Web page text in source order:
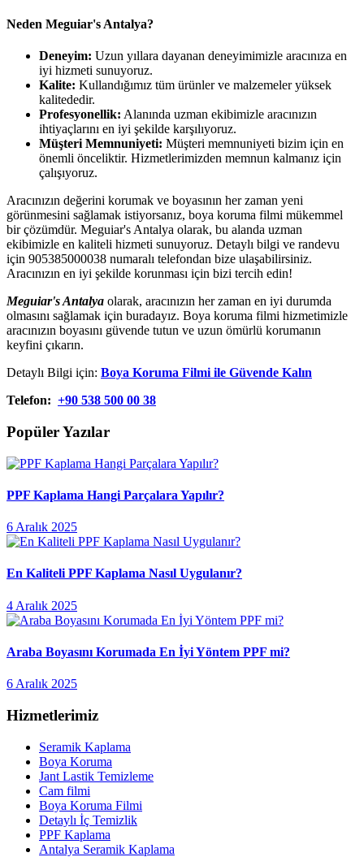
Neden Meguiar's Antalya?
Deneyim: Uzun yıllara dayanan deneyimimizle aracınıza en
iyi hizmeti sunuyoruz.
Kalite: Kullandığımız tüm ürünler ve malzemeler yüksek
kalitededir.
Profesyonellik: Alanında uzman ekibimizle aracınızın
ihtiyaçlarını en iyi şekilde karşılıyoruz.
Müşteri Memnuniyeti: Müşteri memnuniyeti bizim için en
önemli önceliktir. Hizmetlerimizden memnun kalmanız için
çalışıyoruz.
Aracınızın değerini korumak ve boyasının her zaman yeni
görünmesini sağlamak istiyorsanız, boya koruma filmi mükemmel
bir çözümdür. Meguiar's Antalya olarak, bu alanda uzman
ekibimizle en kaliteli hizmeti sunuyoruz. Detaylı bilgi ve randevu
için 905385000038 numaralı telefondan bize ulaşabilirsiniz.
Aracınızın en iyi şekilde korunması için bizi tercih edin!
Meguiar's Antalya olarak, aracınızın her zaman en iyi durumda
olmasını sağlamak için buradayız. Boya koruma filmi hizmetimizle
aracınızın boyasını güvende tutun ve uzun ömürlü korumanın
keyfini çıkarın.
Detaylı Bilgi için: Boya Koruma Filmi ile Güvende Kalın
Telefon: +90 538 500 00 38
Popüler Yazılar
PPF Kaplama Hangi Parçalara Yapılır?
6 Aralık 2025
En Kaliteli PPF Kaplama Nasıl Uygulanır?
4 Aralık 2025
Araba Boyasını Korumada En İyi Yöntem PPF mi?
6 Aralık 2025
Hizmetlerimiz
Seramik Kaplama
Boya Koruma
Jant Lastik Temizleme
Cam filmi
Boya Koruma Filmi
Detaylı İç Temizlik
PPF Kaplama
Antalya Seramik Kaplama